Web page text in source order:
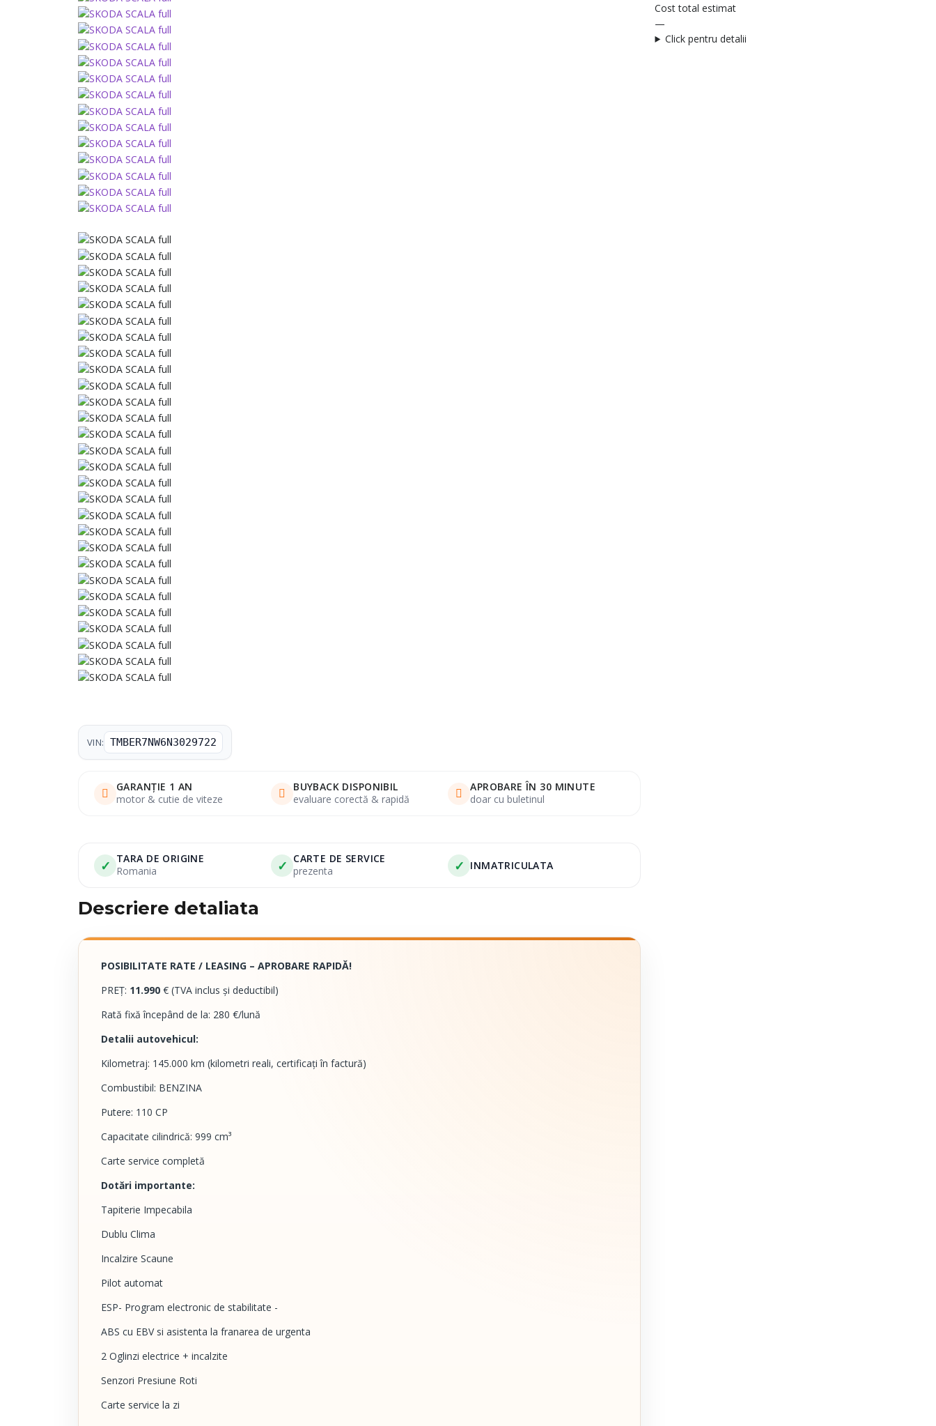
VIN: TMBER7NW6N3029722
GARANȚIE 1 AN
motor & cutie de viteze
BUYBACK DISPONIBIL
evaluare corectă & rapidă
APROBARE ÎN 30 MINUTE
doar cu buletinul
✓ TARA DE ORIGINE
Romania
✓ CARTE DE SERVICE
prezenta
✓ INMATRICULATA
Descriere detaliata
POSIBILITATE RATE / LEASING – APROBARE RAPIDĂ!
PREȚ: 11.990 € (TVA inclus și deductibil)
Rată fixă începând de la: 280 €/lună
Detalii autovehicul:
Kilometraj: 145.000 km (kilometri reali, certificați în factură)
Combustibil: BENZINA
Putere: 110 CP
Capacitate cilindrică: 999 cm³
Carte service completă
Dotări importante:
Tapiterie Impecabila
Dublu Clima
Incalzire Scaune
Pilot automat
ESP- Program electronic de stabilitate -
ABS cu EBV si asistenta la franarea de urgenta
2 Oglinzi electrice + incalzite
Senzori Presiune Roti
Carte service la zi
Cost total estimat
—
Click pentru detalii